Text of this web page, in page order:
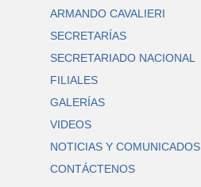
ARMANDO CAVALIERI
SECRETARÍAS
SECRETARIADO NACIONAL
FILIALES
GALERÍAS
VIDEOS
NOTICIAS Y COMUNICADOS
CONTÁCTENOS